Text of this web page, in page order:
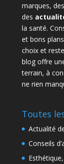
marques,
des
la santé.
et bons
choix et
blog offre
terrain, à
ne rien
Toutes
Actualité
Conseils